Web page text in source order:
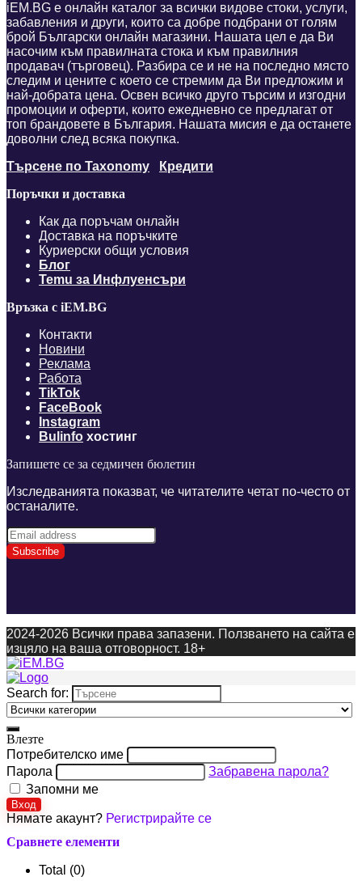
iEM.BG е онлайн каталог за всички видове стоки, услуги,
забавления и други, които са добре подбрани от голям
брой Български онлайн магазини. Нашата цел е да Ви
насочим към правилната стока и към правилния
продавач (търговец). Разбира се и не на последно място
следим и цените с което се стремим да Ви предложим и
най-добрата цена. Освен всичко друго търсим и изгодни
промоции и оферти, които ежедневно се предлагат от
топ брандовете в България. Нашата мисия е да останете
доволни след всяка покупка.
Търсене по Taxonomy
Кредити
Поръчки и доставка
Как да поръчам онлайн
Доставка на поръчките
Куриерски общи условия
Блог
Temu за Инфлуенсъри
Връзка с iEM.BG
Контакти
Новини
Реклама
Работа
TikTok
FaceBook
Instagram
Bulinfo хостинг
Запишете се за седмичен бюлетин
Изследванията показват, че читателите четат по-често от
останалите.
2024-2026 Всички права запазени. Ползването на сайта е
изцяло на ваша отговорност. 18+
Search for:
Влезте
Потребителско име
Парола
Забравена парола?
Запомни ме
Вход
Нямате акаунт? Регистрирайте се
Сравнете елементи
Total (0)